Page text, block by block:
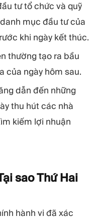
tư tổ chức và quỹ
mục đầu tư của
khi ngày kết thúc.
thường tạo ra bầu
của ngày hôm sau.
dẫn đến những
thu hút các nhà
kiếm lợi nhuận
sao Thứ Hai
hành vi đã xác